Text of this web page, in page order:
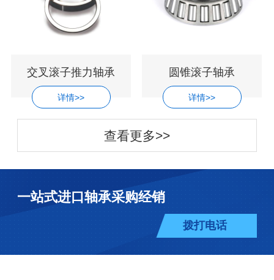
交叉滚子推力轴承
详情>>
圆锥滚子轴承
详情>>
查看更多>>
一站式进口轴承采购经销
拨打电话